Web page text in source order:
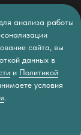
анализа работы
сайта, вы
данных в
и Политикой
условия
.